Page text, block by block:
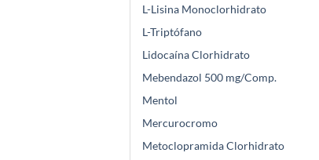
L-Lisina Monoclorhidrato
L-Triptófano
Lidocaína Clorhidrato
Mebendazol 500 mg/Comp.
Mentol
Mercurocromo
Metoclopramida Clorhidrato